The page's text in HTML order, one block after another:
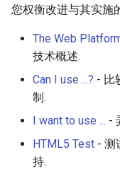
ActionScript 3
Idris
Hacking Spots
女性开发者专属
Vorpal
Vulkan
LaTeX
您权衡改进与其实施
The Web
技术概述.
Can I use ...? - 比
制.
I want to use ... -
HTML5 Test - 测
持.